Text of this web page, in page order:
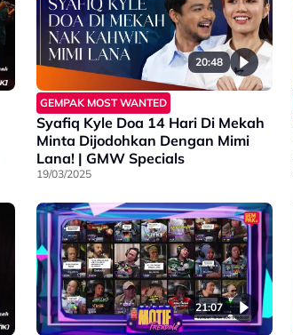
20:48
GEMPAK MOST WANTED
Syafiq Kyle Doa 14 Hari Di Mekah
Minta Dijodohkan Dengan Mimi
Lana! | GMW Specials
19/03/2025
21:07